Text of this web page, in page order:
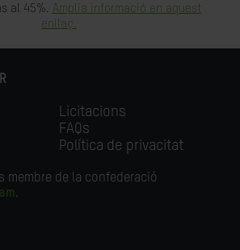
al 45%. Amplia informació en aquest
enllaç.
Licitacions
FAQs
Política de privacitat
membre de la confederació
.